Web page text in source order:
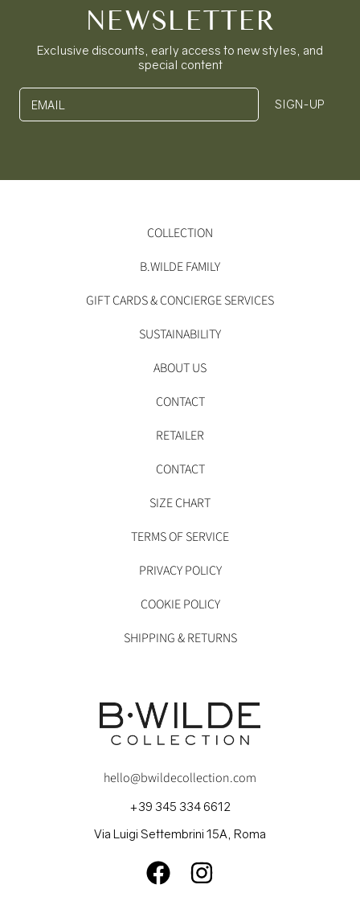
NEWSLETTER
Exclusive discounts, early access to new styles, and
special content
EMAIL SIGN-UP
COLLECTION
B.WILDE FAMILY
GIFT CARDS & CONCIERGE SERVICES
SUSTAINABILITY
ABOUT US
CONTACT
RETAILER
CONTACT
SIZE CHART
TERMS OF SERVICE
PRIVACY POLICY
COOKIE POLICY
SHIPPING & RETURNS
hello@bwildecollection.com
+39 345 334 6612
Via Luigi Settembrini 15A, Roma
FACEBOOK